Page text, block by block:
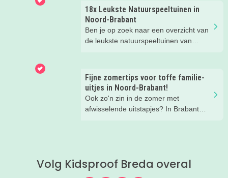
op het terras. Ideale combinatie.
Wij hebben een paar restaurants met
terras en speeltuin in Breda en
omgeving voor je op een rij gezet. Dat
is makkelijk een super fijn plekje
18x Leukste Natuurspeeltuinen in
Noord-Brabant
Ben je op zoek naar een overzicht van
de leukste natuurspeeltuinen van
een rij gezet. Veel plezier in de
speeltuin!
Fijne zomertips voor toffe familie-
uitjes in Noord-Brabant!
Ook zo'n zin in de zomer met
afwisselende uitstapjes? In Brabant
gezellige steden. Wij verzamelden hele
toffe tips voor je.
Volg Kidsproof Breda overal